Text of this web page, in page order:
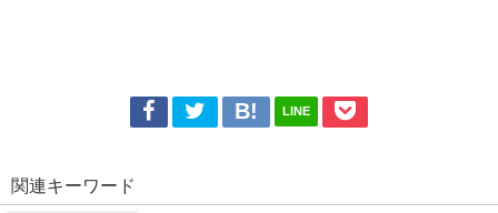
LINE
関連キーワード